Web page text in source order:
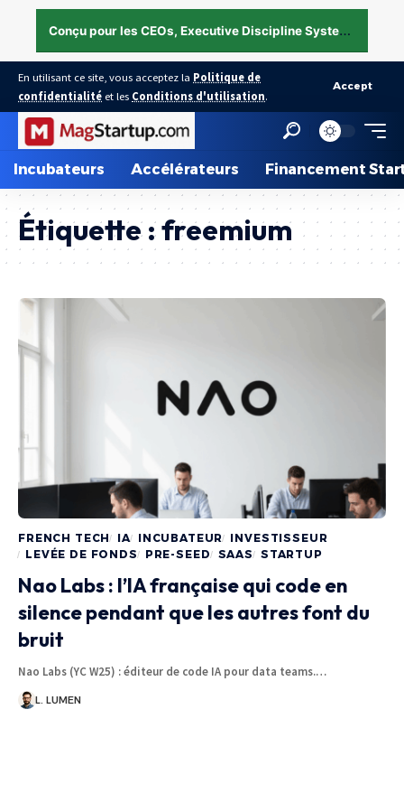
C
onçu pour les CEOs, Executive Discipline System — structurer l’exécution sous pression →
En utilisant ce site, vous acceptez la Politique de
confidentialité et les Conditions d'utilisation.
Accept
Incubateurs Accélérateurs Financement
Étiquette :freemium
FRENCH TECH IA INCUBATEUR INVESTISSEUR
LEVÉE DE FONDS
PRE-SEED SAAS STARTUP
Nao Labs : l’IA française qui code en
silence pendant que les autres font du
bruit
Nao Labs (YC W25) : éditeur de code IA pour data teams.…
L. LUMEN